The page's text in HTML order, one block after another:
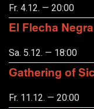
Fr. 4.12. — 20:00
El Flecha Negra
Sa. 5.12. — 18:00
Gathering of
Fr. 11.12. — 20:00